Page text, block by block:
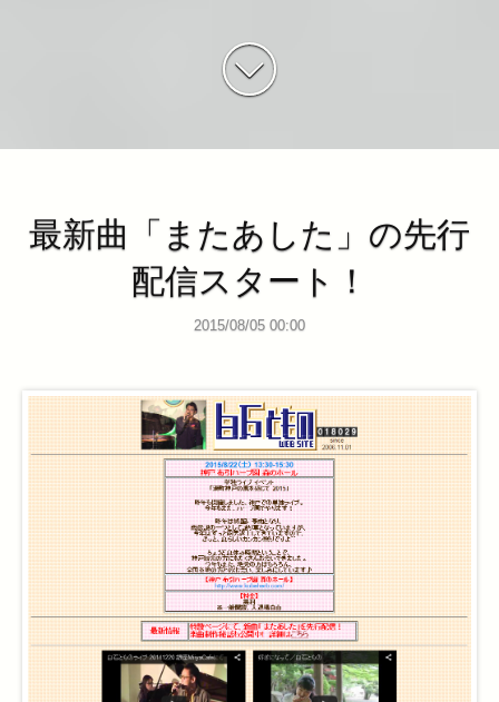
最新曲「またあした」の先行
配信スタート！
2015/08/05 00:00